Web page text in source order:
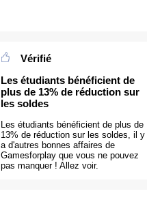
Vérifié
Les étudiants bénéficient de
plus de 13% de réduction sur
les soldes
Les étudiants bénéficient de plus de
13% de réduction sur les soldes, il y
a d'autres bonnes affaires de
Gamesforplay que vous ne pouvez
pas manquer ! Allez voir.